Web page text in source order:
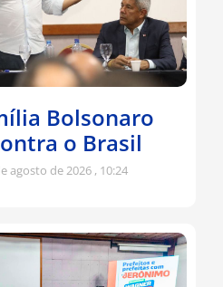
Bolsonaro
o Brasil
agosto de 2026 10:24